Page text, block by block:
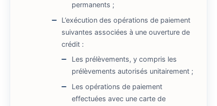
permanents ;
L’exécution des opérations de paiement
suivantes associées à une ouverture de
crédit :
Les prélèvements, y compris les
prélèvements autorisés unitairement ;
Les opérations de paiement
effectuées avec une carte de